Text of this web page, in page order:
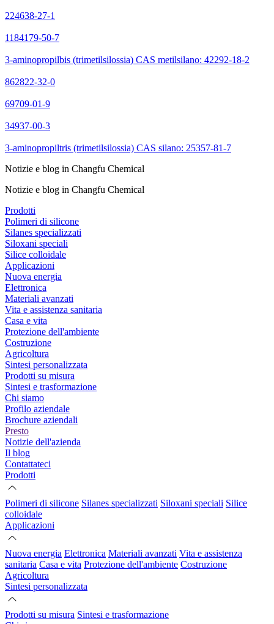
224638-27-1
1184179-50-7
3-aminopropilbis (trimetilsilossia) CAS metilsilano: 42292-18-2
862822-32-0
69709-01-9
34937-00-3
3-aminopropiltris (trimetilsilossia) CAS silano: 25357-81-7
Notizie e blog in Changfu Chemical
Notizie e blog in Changfu Chemical
Prodotti
Polimeri di silicone
Silanes specializzati
Siloxani speciali
Silice colloidale
Applicazioni
Nuova energia
Elettronica
Materiali avanzati
Vita e assistenza sanitaria
Casa e vita
Protezione dell'ambiente
Costruzione
Agricoltura
Sintesi personalizzata
Prodotti su misura
Sintesi e trasformazione
Chi siamo
Profilo aziendale
Brochure aziendali
Presto
Notizie dell'azienda
Il blog
Contattateci
Prodotti
Polimeri di silicone Silanes specializzati Siloxani speciali Silice
colloidale
Applicazioni
Nuova energia Elettronica Materiali avanzati Vita e assistenza
sanitaria Casa e vita Protezione dell'ambiente Costruzione
Agricoltura
Sintesi personalizzata
Prodotti su misura Sintesi e trasformazione